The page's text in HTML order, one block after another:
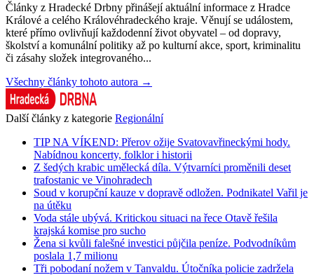
Články z Hradecké Drbny přinášejí aktuální informace z Hradce
Králové a celého Královéhradeckého kraje. Věnují se událostem,
které přímo ovlivňují každodenní život obyvatel – od dopravy,
školství a komunální politiky až po kulturní akce, sport, kriminalitu
či zásahy složek integrovaného...
Všechny články tohoto autora →
Další články z kategorie Regionální
TIP NA VÍKEND: Přerov ožije Svatovavřineckými hody.
Nabídnou koncerty, folklor i historii
Z šedých krabic umělecká díla. Výtvarníci proměnili deset
trafostanic ve Vinohradech
Soud v korupční kauze v dopravě odložen. Podnikatel Vařil je
na útěku
Voda stále ubývá. Kritickou situaci na řece Otavě řešila
krajská komise pro sucho
Žena si kvůli falešné investici půjčila peníze. Podvodníkům
poslala 1,7 milionu
Tři pobodaní nožem v Tanvaldu. Útočníka policie zadržela